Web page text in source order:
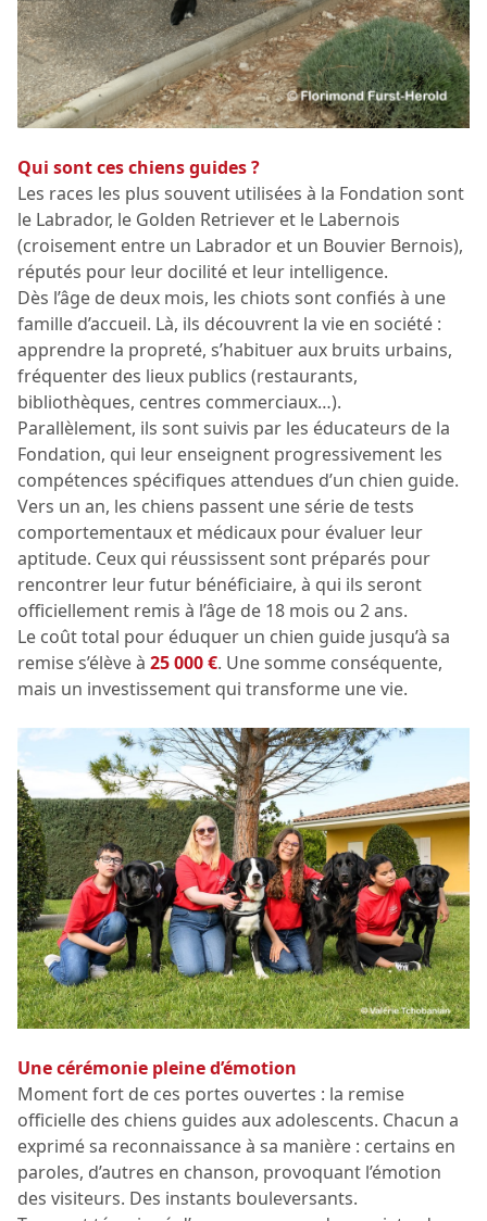
Qui sont ces chiens guides ?
Les races les plus souvent utilisées à la Fondation sont
le Labrador, le Golden Retriever et le Labernois
(croisement entre un Labrador et un Bouvier Bernois),
réputés pour leur docilité et leur intelligence.
Dès l’âge de deux mois, les chiots sont confiés à une
famille d’accueil. Là, ils découvrent la vie en société :
apprendre la propreté, s’habituer aux bruits urbains,
fréquenter des lieux publics (restaurants,
bibliothèques, centres commerciaux…).
Parallèlement, ils sont suivis par les éducateurs de la
Fondation, qui leur enseignent progressivement les
compétences spécifiques attendues d’un chien guide.
Vers un an, les chiens passent une série de tests
comportementaux et médicaux pour évaluer leur
aptitude. Ceux qui réussissent sont préparés pour
rencontrer leur futur bénéficiaire, à qui ils seront
officiellement remis à l’âge de 18 mois ou 2 ans.
Le coût total pour éduquer un chien guide jusqu’à sa
remise s’élève à 25 000 €. Une somme conséquente,
mais un investissement qui transforme une vie.
Une cérémonie pleine d’émotion
Moment fort de ces portes ouvertes : la remise
officielle des chiens guides aux adolescents. Chacun a
exprimé sa reconnaissance à sa manière : certains en
paroles, d’autres en chanson, provoquant l’émotion
des visiteurs. Des instants bouleversants.